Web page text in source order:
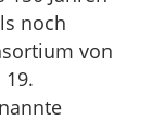
noch
von